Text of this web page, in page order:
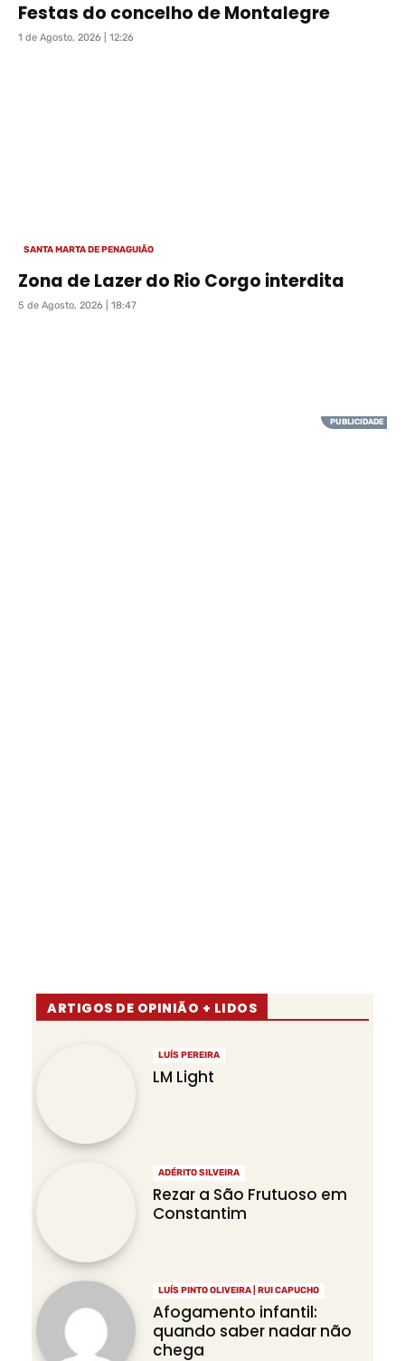
Festas do concelho de Montalegre
1 de Agosto, 2026 | 12:26
SANTA MARTA DE PENAGUIÃO
Zona de Lazer do Rio Corgo interdita
5 de Agosto, 2026 | 18:47
ARTIGOS DE OPINIÃO + LIDOS
LUÍS PEREIRA
LM Light
ADÉRITO SILVEIRA
Rezar a São Frutuoso em
Constantim
LUÍS PINTO OLIVEIRA | RUI CAPUCHO
Afogamento infantil:
quando saber nadar não
chega